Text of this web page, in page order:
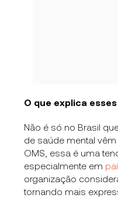
O que explica
Não é só no Brasil
de saúde mental
OMS, essa é uma
especialmente em
organização
tornando mais